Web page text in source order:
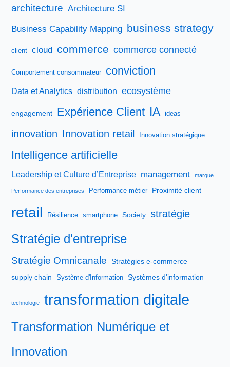
architecture Architecture SI
Business Capability Mapping business strategy
client cloud commerce commerce connecté
Comportement consommateur conviction
Data et Analytics distribution ecosystème
engagement Expérience Client IA ideas
innovation Innovation retail Innovation stratégique
Intelligence artificielle
Leadership et Culture d’Entreprise management marque
Performance des entreprises Performance métier Proximité client
retail Résilience smartphone Society stratégie
Stratégie d'entreprise
Stratégie Omnicanale
Stratégies e-commerce
supply chain
Système d'Information Systèmes d'information
technologie transformation digitale
Transformation Numérique et
Innovation